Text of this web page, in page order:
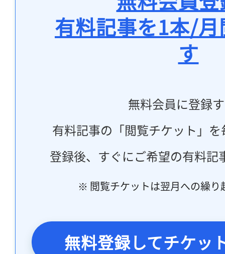
有料記事を1本/
す
無料会員に登録
有料記事の「閲覧チケット」
登録後、すぐにご希望の有料記
※ 閲覧チケットは翌月への繰り
無料登録してチケッ